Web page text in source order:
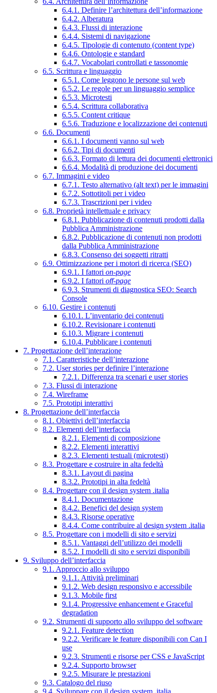
6.4.1. Definire l’architettura dell’informazione
6.4.2. Alberatura
6.4.3. Flussi di interazione
6.4.4. Sistemi di navigazione
6.4.5. Tipologie di contenuto (content type)
6.4.6. Ontologie e standard
6.4.7. Vocabolari controllati e tassonomie
6.5. Scrittura e linguaggio
6.5.1. Come leggono le persone sul web
6.5.2. Le regole per un linguaggio semplice
6.5.3. Microtesti
6.5.4. Scrittura collaborativa
6.5.5. Content critique
6.5.6. Traduzione e localizzazione dei contenuti
6.6. Documenti
6.6.1. I documenti vanno sul web
6.6.2. Tipi di documenti
6.6.3. Formato di lettura dei documenti elettronici
6.6.4. Modalità di produzione dei documenti
6.7. Immagini e video
6.7.1. Testo alternativo (alt text) per le immagini
6.7.2. Sottotitoli per i video
6.7.3. Trascrizioni per i video
6.8. Proprietà intellettuale e privacy
6.8.1. Pubblicazione di contenuti prodotti dalla
Pubblica Amministrazione
6.8.2. Pubblicazione di contenuti non prodotti
dalla Pubblica Amministrazione
6.8.3. Consenso dei soggetti ritratti
6.9. Ottimizzazione per i motori di ricerca (SEO)
6.9.1. I fattori on-page
6.9.2. I fattori off-page
6.9.3. Strumenti di diagnostica SEO: Search
Console
6.10. Gestire i contenuti
6.10.1. L’inventario dei contenuti
6.10.2. Revisionare i contenuti
6.10.3. Migrare i contenuti
6.10.4. Pubblicare i contenuti
7. Progettazione dell’interazione
7.1. Caratteristiche dell’interazione
7.2. User stories per definire l’interazione
7.2.1. Differenza tra scenari e user stories
7.3. Flussi di interazione
7.4. Wireframe
7.5. Prototipi interattivi
8. Progettazione dell’interfaccia
8.1. Obiettivi dell’interfaccia
8.2. Elementi dell’interfaccia
8.2.1. Elementi di composizione
8.2.2. Elementi interattivi
8.2.3. Elementi testuali (microtesti)
8.3. Progettare e costruire in alta fedeltà
8.3.1. Layout di pagina
8.3.2. Prototipi in alta fedeltà
8.4. Progettare con il design system .italia
8.4.1. Documentazione
8.4.2. Benefici del design system
8.4.3. Risorse operative
8.4.4. Come contribuire al design system .italia
8.5. Progettare con i modelli di sito e servizi
8.5.1. Vantaggi dell’utilizzo dei modelli
8.5.2. I modelli di sito e servizi disponibili
9. Sviluppo dell’interfaccia
9.1. Approccio allo sviluppo
9.1.1. Attività preliminari
9.1.2. Web design responsivo e accessibile
9.1.3. Mobile first
9.1.4. Progressive enhancement e Graceful
degradation
9.2. Strumenti di supporto allo sviluppo del software
9.2.1. Feature detection
9.2.2. Verificare le feature disponibili con Can I
use
9.2.3. Strumenti e risorse per CSS e JavaScript
9.2.4. Supporto browser
9.2.5. Misurare le prestazioni
9.3. Catalogo del riuso
9.4. Sviluppare con il design system .italia